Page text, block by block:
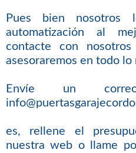
Pues bien nosotros
automatización al
contacte con
asesoraremos en todo lo
Envíe un
es, rellene el
nuestra web o llame